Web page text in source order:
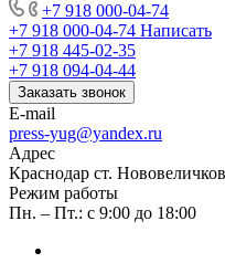
+7 918 000-04-74
+7 918 000-04-74 Написать
+7 918 445-02-35
+7 918 094-04-44
Заказать звонок
E-mail
press-yug@yandex.ru
Адрес
Краснодар ст.
Режим работы
Пн. – Пт.: с 9:00 до 18:00